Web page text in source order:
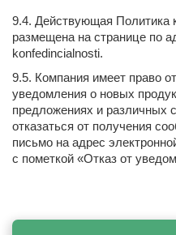
9.4. Действующая Политика
размещена на странице по
9.5. Компания имеет право
уведомления о новых
предложениях и различных
отказаться от получения
письмо на адрес
с пометкой «Отказ от